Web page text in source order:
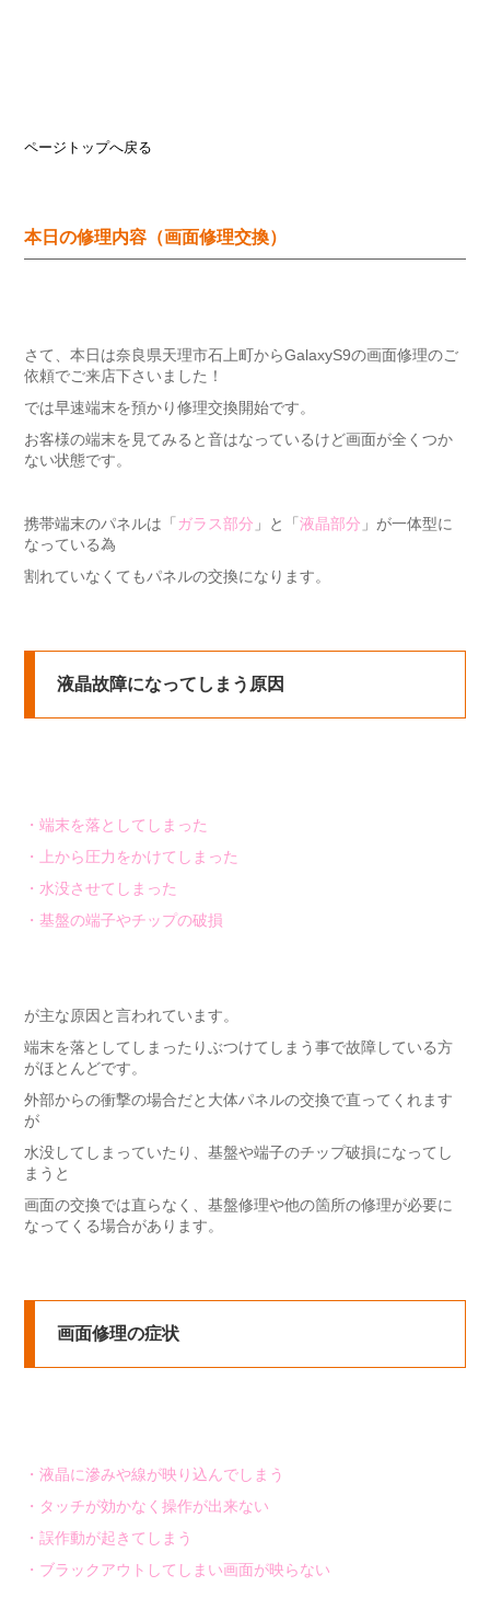
ページトップへ戻る
本日の修理内容（画面修理交換）
さて、本日は奈良県天理市石上町からGalaxyS9の画面修理のご
依頼でご来店下さいました！
では早速端末を預かり修理交換開始です。
お客様の端末を見てみると音はなっているけど画面が全くつか
ない状態です。
携帯端末のパネルは「 ガラス部分 」と「 液晶部分 」が一体型に
なっている為
割れていなくてもパネルの交換になります。
液晶故障になってしまう原因
・端末を落としてしまった
・上から圧力をかけてしまった
・水没させてしまった
・基盤の端子やチップの破損
が主な原因と言われています。
端末を落としてしまったりぶつけてしまう事で故障している方
がほとんどです。
外部からの衝撃の場合だと大体パネルの交換で直ってくれます
が
水没してしまっていたり、基盤や端子のチップ破損になってし
まうと
画面の交換では直らなく、基盤修理や他の箇所の修理が必要に
なってくる場合があります。
画面修理の症状
・液晶に滲みや線が映り込んでしまう
・タッチが効かなく操作が出来ない
・誤作動が起きてしまう
・ブラックアウトしてしまい画面が映らない